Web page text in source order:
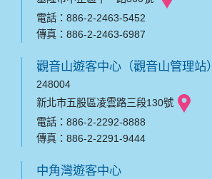
電話：886-2-2463-5452
傳真：886-2-2463-6987
觀音山遊客中心（觀音山管理站）
248004
新北市五股區凌雲路三段130號
電話：886-2-2292-8888
傳真：886-2-2291-9444
中角灣遊客中心